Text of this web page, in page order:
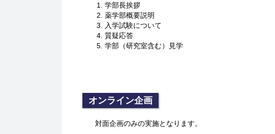
学部長挨拶
薬学部概要説明
入学試験について
質疑応答
学部（研究室含む）見学
オンライン企画
対面企画のみの実施となります。